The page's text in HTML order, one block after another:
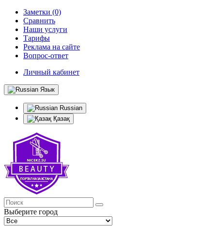
Заметки (0)
Сравнить
Наши услуги
Тарифы
Реклама на сайте
Вопрос-ответ
Личный кабинет
Язык
Russian
Қазақ
Выберите город